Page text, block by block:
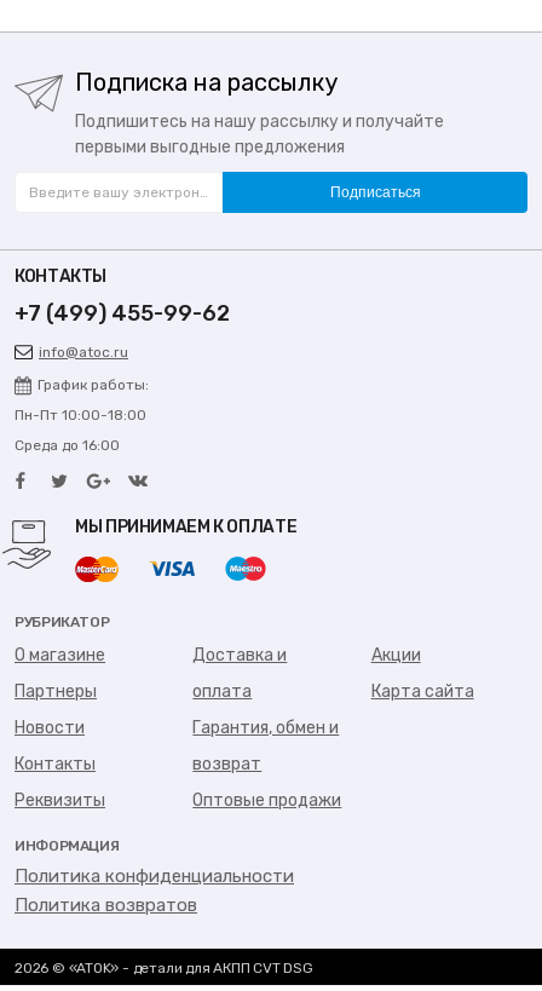
Подписка на рассылку
Подпишитесь на нашу рассылку и получайте
первыми выгодные предложения
Подписаться
КОНТАКТЫ
+7 (499) 455-99-62
info@atoc.ru
График работы:
Пн-Пт 10:00-18:00
Среда до 16:00
МЫ ПРИНИМАЕМ К ОПЛАТЕ
РУБРИКАТОР
О магазине
Партнеры
Новости
Контакты
Реквизиты
Доставка и
оплата
Гарантия, обмен и
возврат
Оптовые продажи
Акции
Карта сайта
ИНФОРМАЦИЯ
Политика конфиденциальности
Политика возвратов
2026 © «ATOK» - детали для АКПП CVT DSG